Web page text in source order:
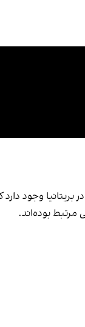
وجود
مرتبط بوده‌اند.